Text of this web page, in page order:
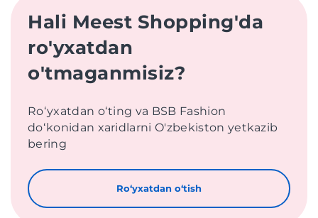
Hali Meest Shopping'da
ro'yxatdan
o'tmaganmisiz?
Roʻyxatdan oʻting va BSB Fashion
doʻkonidan xaridlarni O'zbekiston yetkazib
bering
Roʻyxatdan oʻtish